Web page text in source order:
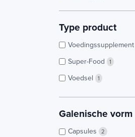
Type product
Voedingssupplement
Super-Food 1
Voedsel 1
Galenische vorm
Capsules 2